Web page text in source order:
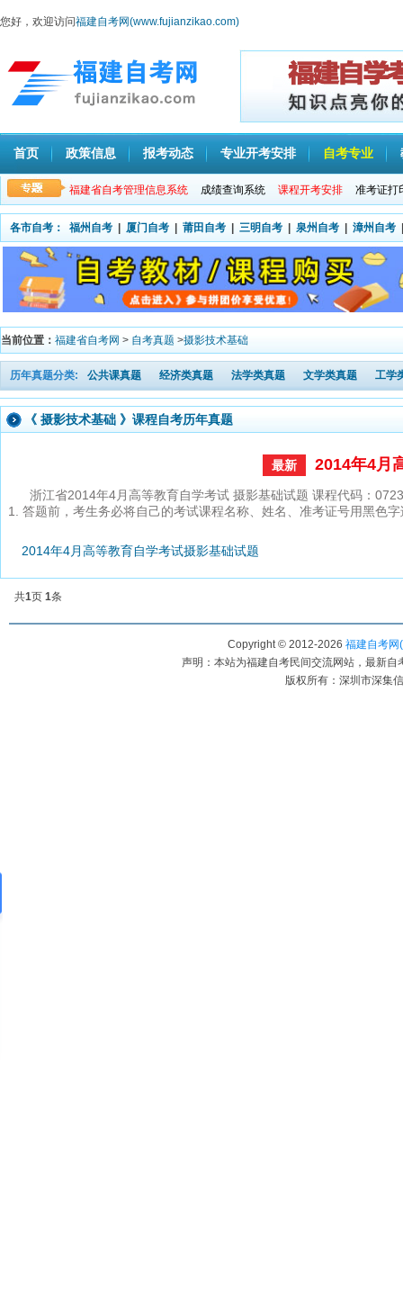
您好，欢迎访问福建自考网(www.fujianzikao.com)
首页 政策信息 报考动态 专业开考安排 自考专业
福建省自考管理信息系统 成绩查询系统 课程开考安排 准考证打
各市自考： 福州自考 厦门自考 莆田自考 三明自考 泉州自考 漳州自考
当前位置： 福建省自考网 > 自考真题 >摄影技术基础
历年真题分类: 公共课真题 经济类真题 法学类真题 文学类真题 工学
《 摄影技术基础 》课程自考历年真题
最新 2014年4月
浙江省2014年4月高等教育自学考试 摄影基础试题 课程代码：
1. 答题前，考生务必将自己的考试课程名称、姓名、准考证号用黑色
2014年4月高等教育自学考试摄影基础试题
共1页 1条
Copyright © 2012-2026 福建自考网
声明：本站为福建自考民间交流网站，最新
版权所有：深圳市深集